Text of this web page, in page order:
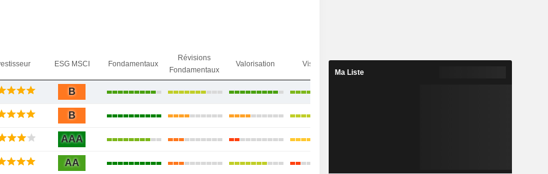
ESG MSCI Fondamentaux
Révisions
Fondamentaux
Valorisation Visibilité
B
B
AAA
AA
Ma Liste